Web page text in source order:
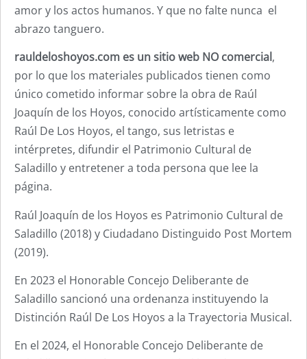
amor y los actos humanos. Y que no falte nunca el
abrazo tanguero.
rauldeloshoyos.com es un sitio web NO comercial,
por lo que los materiales publicados tienen como
único cometido informar sobre la obra de Raúl
Joaquín de los Hoyos, conocido artísticamente como
Raúl De Los Hoyos, el tango, sus letristas e
intérpretes, difundir el Patrimonio Cultural de
Saladillo y entretener a toda persona que lee la
página.
Raúl Joaquín de los Hoyos es Patrimonio Cultural de
Saladillo (2018) y Ciudadano Distinguido Post Mortem
(2019).
En 2023 el Honorable Concejo Deliberante de
Saladillo sancionó una ordenanza instituyendo la
Distinción Raúl De Los Hoyos a la Trayectoria Musical.
En el 2024, el Honorable Concejo Deliberante de